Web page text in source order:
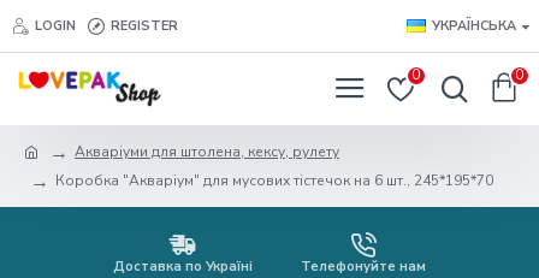
LOGIN REGISTER УКРАЇНСЬКА
0 0
Акваріуми для штолена, кексу, рулету
Коробка "Акваріум" для мусових тістечок на 6 шт., 245*195*70
Доставка по Україні Телефонуйте нам